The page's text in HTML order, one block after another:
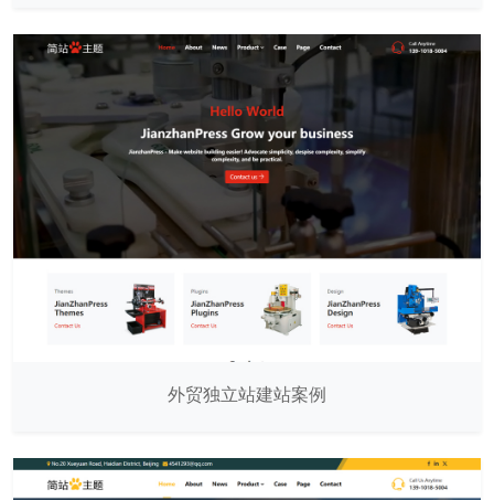
外贸独立站建站案例